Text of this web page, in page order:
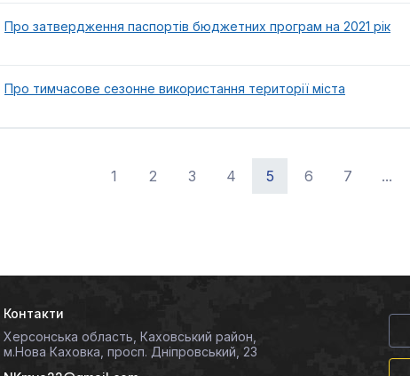
Про затвердження паспортів бюджетних програм на 2021 рік
Про тимчасове сезонне використання території міста
1 2 3 4 5 6 7 ...
Контакти
Херсонська область, Каховський район,
м.Нова Каховка, просп. Дніпровський, 23